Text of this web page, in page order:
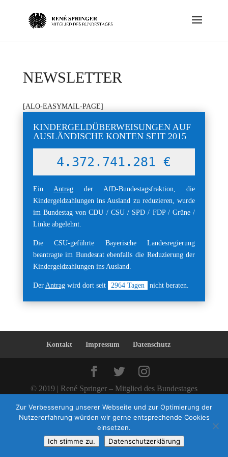
NEWSLETTER
[ALO-EASYMAIL-PAGE]
KINDERGELDÜBERWEISUNGEN AUF
AUSLÄNDISCHE KONTEN SEIT 2015
4.372.741.281 €
Ein Antragder AfD-Bundestagsfraktion, die
Kindergeldzahlungen ins Ausland zu reduzieren, wurde
im Bundestag von CDU / CSU / SPD / FDP / Grüne /
Linke abgelehnt.
Die CSU-geführte Bayerische Landesregierung
beantragte im Bundesrat ebenfalls die Reduzierung der
Kindergeldzahlungen ins Ausland.
Der Antragwird dort seit 2964Tagen nicht beraten.
Kontakt Impressum Datenschutz
© 2019 | René Springer – Mitglied des Bundestages
Zur Verbesserung unserer Webseite und zur Optimierung der
Nutzererfahrung würden wir gerne entsprechende Cookies
einsetzen.
Ich stimme zu.
Datenschutzerklärung